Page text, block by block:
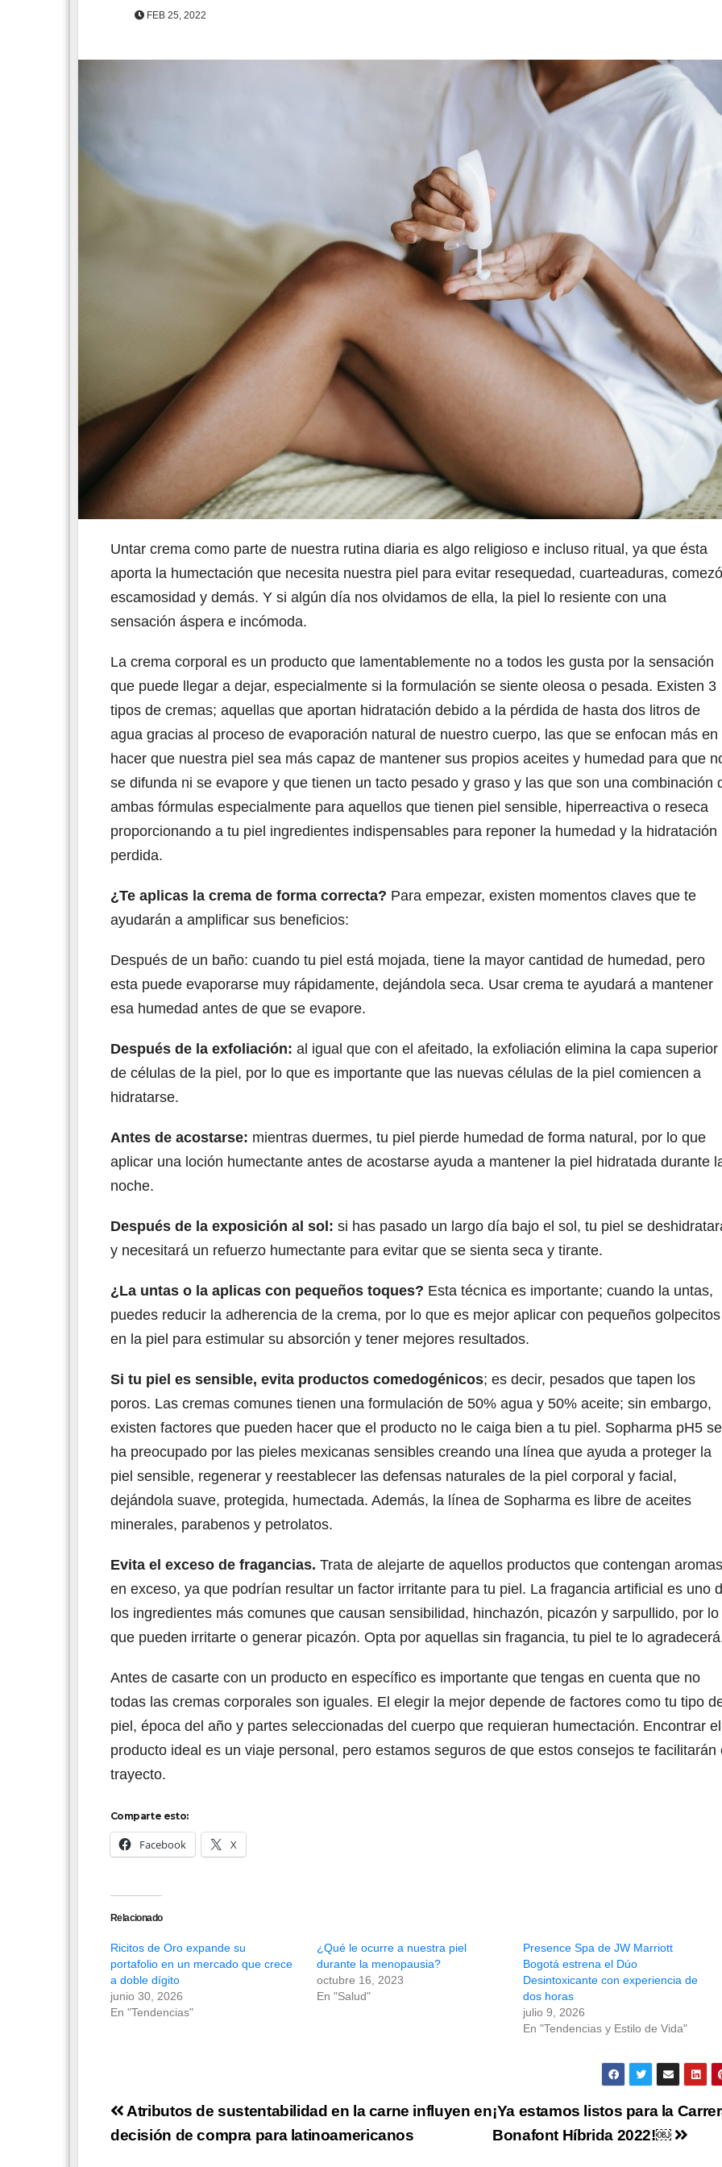
FEB 25, 2022
Untar crema como parte de nuestra rutina diaria es algo religioso e incluso ritual, ya que ésta
aporta la humectación que necesita nuestra piel para evitar resequedad, cuarteaduras,
escamosidad y demás. Y si algún día nos olvidamos de ella, la piel lo resiente con una
sensación áspera e incómoda.
La crema corporal es un producto que lamentablemente no a todos les gusta por la sensación
que puede llegar a dejar, especialmente si la formulación se siente oleosa o pesada. Existen 3
tipos de cremas; aquellas que aportan hidratación debido a la pérdida de hasta dos litros de
agua gracias al proceso de evaporación natural de nuestro cuerpo, las que se enfocan más en
hacer que nuestra piel sea más capaz de mantener sus propios aceites y humedad para que
se difunda ni se evapore y que tienen un tacto pesado y graso y las que son una combinación
ambas fórmulas especialmente para aquellos que tienen piel sensible, hiperreactiva o reseca
proporcionando a tu piel ingredientes indispensables para reponer la humedad y la hidratación
perdida.
¿Te aplicas la crema de forma correcta? Para empezar, existen momentos claves que te
ayudarán a amplificar sus beneficios:
Después de un baño: cuando tu piel está mojada, tiene la mayor cantidad de humedad, pero
esta puede evaporarse muy rápidamente, dejándola seca. Usar crema te ayudará a mantener
esa humedad antes de que se evapore.
Después de la exfoliación: al igual que con el afeitado, la exfoliación elimina la capa superior
de células de la piel, por lo que es importante que las nuevas células de la piel comiencen a
hidratarse.
Antes de acostarse: mientras duermes, tu piel pierde humedad de forma natural, por lo que
aplicar una loción humectante antes de acostarse ayuda a mantener la piel hidratada durante
noche.
Después de la exposición al sol: si has pasado un largo día bajo el sol, tu piel se
y necesitará un refuerzo humectante para evitar que se sienta seca y tirante.
¿La untas o la aplicas con pequeños toques? Esta técnica es importante; cuando la untas,
puedes reducir la adherencia de la crema, por lo que es mejor aplicar con pequeños golpecitos
en la piel para estimular su absorción y tener mejores resultados.
Si tu piel es sensible, evita productos comedogénicos; es decir, pesados que tapen los
poros. Las cremas comunes tienen una formulación de 50% agua y 50% aceite; sin embargo,
existen factores que pueden hacer que el producto no le caiga bien a tu piel. Sopharma pH5 se
ha preocupado por las pieles mexicanas sensibles creando una línea que ayuda a proteger la
piel sensible, regenerar y reestablecer las defensas naturales de la piel corporal y facial,
dejándola suave, protegida, humectada. Además, la línea de Sopharma es libre de aceites
minerales, parabenos y petrolatos.
Evita el exceso de fragancias. Trata de alejarte de aquellos productos que contengan aromas
en exceso, ya que podrían resultar un factor irritante para tu piel. La fragancia artificial es uno
los ingredientes más comunes que causan sensibilidad, hinchazón, picazón y sarpullido, por lo
que pueden irritarte o generar picazón. Opta por aquellas sin fragancia, tu piel te lo
Antes de casarte con un producto en específico es importante que tengas en cuenta que no
todas las cremas corporales son iguales. El elegir la mejor depende de factores como tu tipo
piel, época del año y partes seleccionadas del cuerpo que requieran humectación. Encontrar el
producto ideal es un viaje personal, pero estamos seguros de que estos consejos te facilitarán
trayecto.
Comparte esto:
Facebook X
Relacionado
Ricitos de Oro expande su
portafolio en un mercado que crece
a doble dígito
junio 30, 2026
En "Tendencias"
¿Qué le ocurre a nuestra piel
durante la menopausia?
octubre 16, 2023
En "Salud"
Presence Spa de JW Marriott
Bogotá estrena el Dúo
Desintoxicante con experiencia de
dos horas
julio 9, 2026
En "Tendencias y Estilo de Vida"
Navegación
de
¡Ya estamos listos para la
Bonafont Híbrida 2022!￼
Atributos de sustentabilidad en la carne influyen en
decisión de compra para latinoamericanos